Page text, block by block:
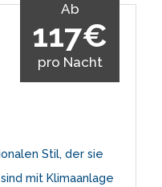
Ab
117€
pro Nacht
Stil, der sie
mit Klimaanlage